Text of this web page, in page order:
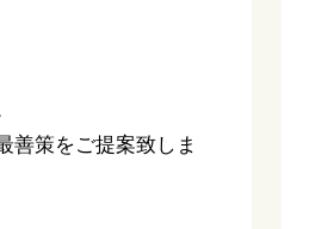
善策をご提案致しま